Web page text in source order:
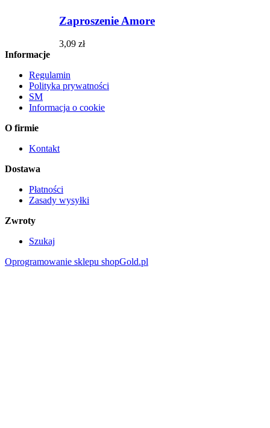
Zaproszenie Amore
3,09 zł
Informacje
Regulamin
Polityka prywatności
SM
Informacja o cookie
O firmie
Kontakt
Dostawa
Płatności
Zasady wysyłki
Zwroty
Szukaj
Oprogramowanie sklepu shopGold.pl